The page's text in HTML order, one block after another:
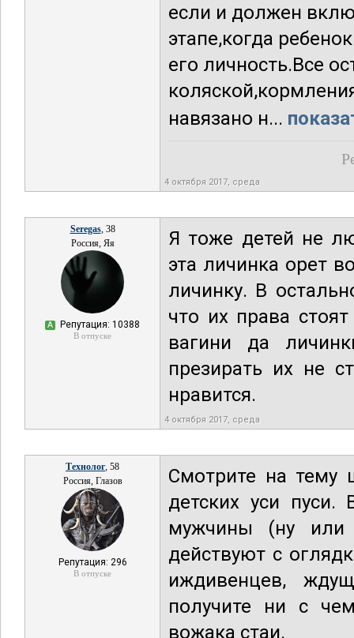
если и должен
этапе,когда
его личность.Все
навязано н...
4 октября 2017, среда
Seregas, 38
Россия, Яя
А Репутация: 10388
В отпуске
Я тоже детей не
эта личинка орет
личинку. В
что их права
вагини да
презирать их не
нравится.
4 октября 2017, среда
Технолог, 58
Россия, Глазов
Репутация: 296
В отпуске
Смотрите на тему
детских уси
мужчины (ну
действуют с
иждивенцев,
получите ни с
вожака стаи.